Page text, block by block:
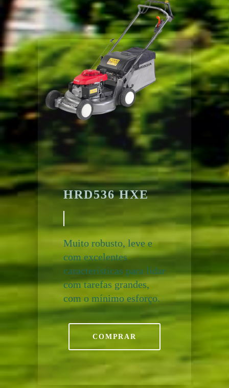
HRD536 HXE
Muito robusto, leve e
com excelentes
características para lidar
com tarefas grandes,
com o mínimo esforço.
COMPRAR